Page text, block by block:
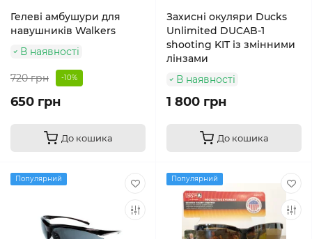
Гелеві амбушури для
навушників Walkers
В наявності
720 грн -10%
650 грн
До кошика
Захисні окуляри Ducks
Unlimited DUCAB-1
shooting KIT із змінними
лінзами
В наявності
1 800 грн
До кошика
Популярний Популярний